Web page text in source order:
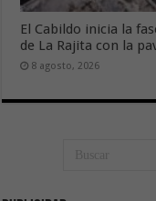
El Cabildo inicia la
de La Rajita con la
8 agosto, 2026